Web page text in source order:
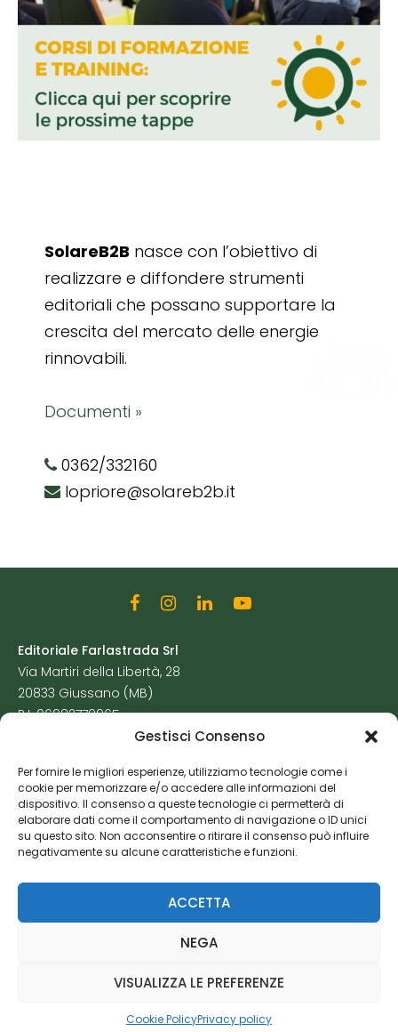
Gestisci Consenso
Per fornire le migliori esperienze, utilizziamo tecnologie come i
cookie per memorizzare e/o accedere alle informazioni del
dispositivo. Il consenso a queste tecnologie ci permetterà di
elaborare dati come il comportamento di navigazione o ID unici
su questo sito. Non acconsentire o ritirare il consenso può influire
negativamente su alcune caratteristiche e funzioni.
ACCETTA
NEGA
VISUALIZZA LE PREFERENZE
Cookie PolicyPrivacy policy
SolareB2B nasce con l’obiettivo di
realizzare e diffondere strumenti
editoriali che possano supportare la
crescita del mercato delle energie
rinnovabili.
Documenti »
0362/332160
lopriore@solareb2b.it
Editoriale Farlastrada Srl
Via Martiri della Libertà, 28
20833 Giussano (MB)
P.I. 06982770965
Cookie Policy
Risorse Aggiuntive